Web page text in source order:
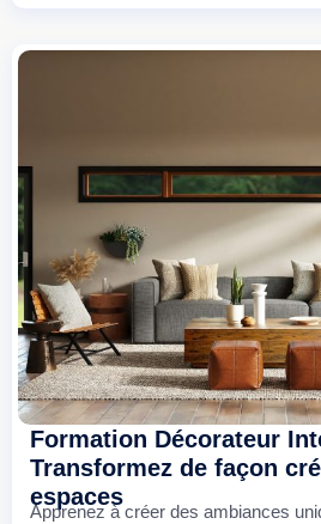
Formation Décorateur
Transformez de façon
espaces
Apprenez à créer des ambiances